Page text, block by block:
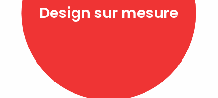
Design sur mesure